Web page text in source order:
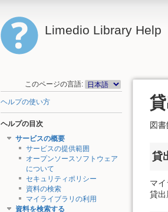
Limedio Library Help
このページの言語:
ヘルプの使い方
ヘルプの目次
サービスの概要
サービスの提供範囲
オープンソースソフトウェア
について
セキュリティポリシー
資料の検索
マイライブラリの利用
資料を検索する
図
貸
マ
貸出